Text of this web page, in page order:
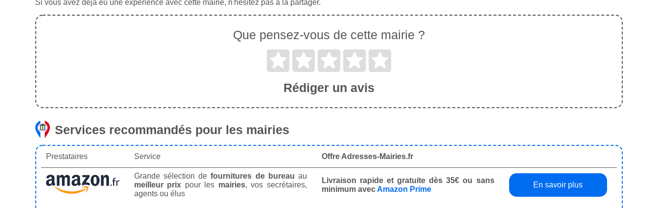
Si vous avez déjà eu une expérience avec cette mairie, n'hésitez pas à la partager.
Que pensez-vous de cette mairie ?
Rédiger un avis
Services recommandés pour les mairies
Prestataires Service Offre Adresses-Mairies.fr
Grande sélection defournitures de bureau au
meilleur prix pour les mairies, vos secrétaires,
agents ou élus
Livraison rapide et gratuite dès 35€ ou sans
minimum avecAmazon Prime
En savoir plus